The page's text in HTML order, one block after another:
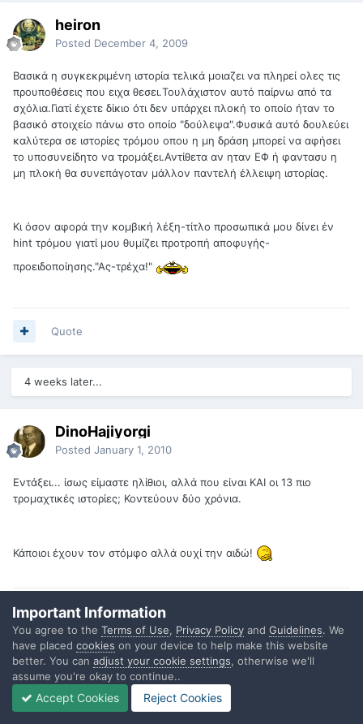
heiron
Posted December 4, 2009
Βασικά η συγκεκριμένη ιστορία τελικά μοιαζει να πληρεί ολες τις
προυποθέσεις που ειχα θεσει.Τουλάχιστον αυτό παίρνω από τα
σχόλια.Γιατί έχετε δίκιο ότι δεν υπάρχει πλοκή το οποίο ήταν το
βασικό στοιχείο πάνω στο οποίο "δούλεψα".Φυσικά αυτό δουλεύει
καλύτερα σε ιστορίες τρόμου οπου η μη δράση μπορεί να αφήσει
το υποσυνείδητο να τρομάξει.Αντίθετα αν ηταν ΕΦ ή φαντασυ η
μη πλοκή θα συνεπάγοταν μάλλον παντελή έλλειψη ιστορίας.
Κι όσον αφορά την κομβική λέξη-τίτλο προσωπικά μου δίνει έν
hint τρόμου γιατί μου θυμίζει προτροπή αποφυγής-
προειδοποίησης."Ας-τρέχα!"
Quote
4 weeks later...
DinoHajiyorgi
Posted January 1, 2010
Εντάξει... ίσως είμαστε ηλίθιοι, αλλά που είναι ΚΑΙ οι 13 πιο
τρομαχτικές ιστορίες; Κοντεύουν δύο χρόνια.
Κάποιοι έχουν τον στόμφο αλλά ουχί την αιδώ!
Quote
heiron
Posted January 4, 2010
Important Information
You agree to the Terms of Use, Privacy Policy and Guidelines. We
have placed cookies on your device to help make this website
better. You can adjust your cookie settings, otherwise we'll
assume you're okay to continue..
Accept Cookies Reject Cookies